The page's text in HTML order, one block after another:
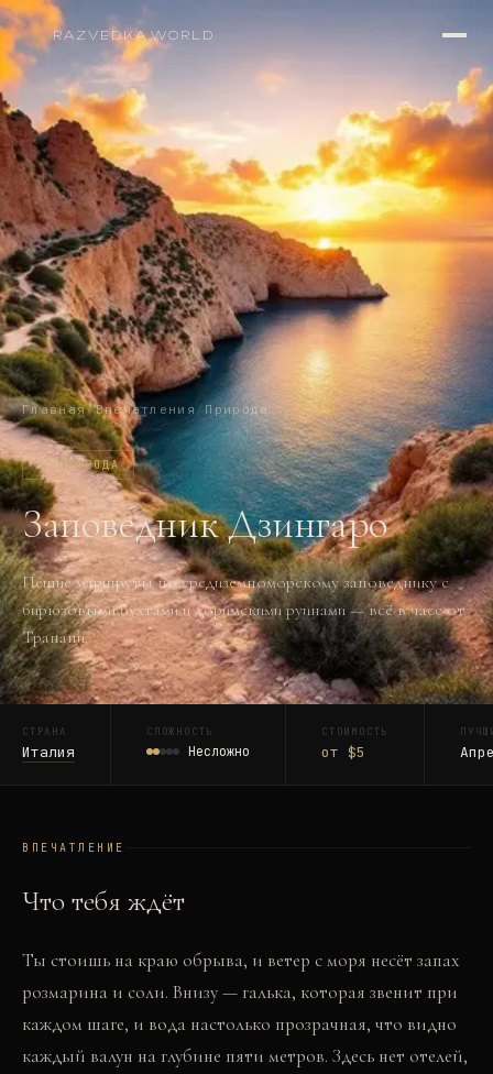
RAZVEDKA·WORLD
Главная/Впечатления /Природа
🥾 ПРИРОДА
Заповедник Дзингаро
Пешие маршруты по средиземноморскому заповеднику с
бирюзовыми бухтами и доримскими руинами — всё в часе от
Трапани.
СТРАНА
Италия
СЛОЖНОСТЬ
Несложно
СТОИМОСТЬ
от $5
ВПЕЧАТЛЕНИЕ
Что тебя ждёт
Ты стоишь на краю обрыва, и ветер с моря несёт запах
розмарина и соли. Внизу — галька, которая звенит при
каждом шаге, и вода настолько прозрачная, что видно
каждый валун на глубине пяти метров. Здесь нет отелей,